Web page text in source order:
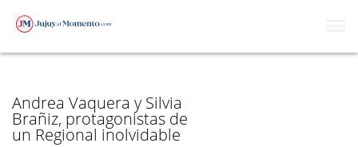
SANTIAGO DEL ESTERO
Andrea Vaquera y Silvia
Brañiz, protagonistas de
un Regional inolvidable